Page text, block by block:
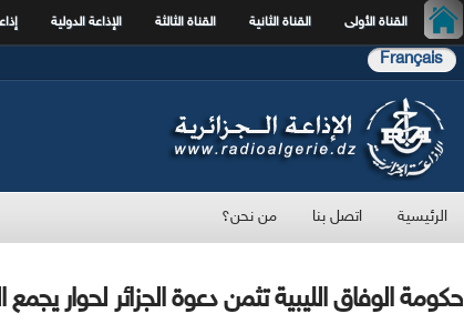
القناة الأولى القناة الثانية القناة الثالثة الإذاعة الدولية
Français
الرئيسية اتصل بنا من نحن؟
حكومة الوفاق الليبية تثمن دعوة الجزائر لحوار يجمع